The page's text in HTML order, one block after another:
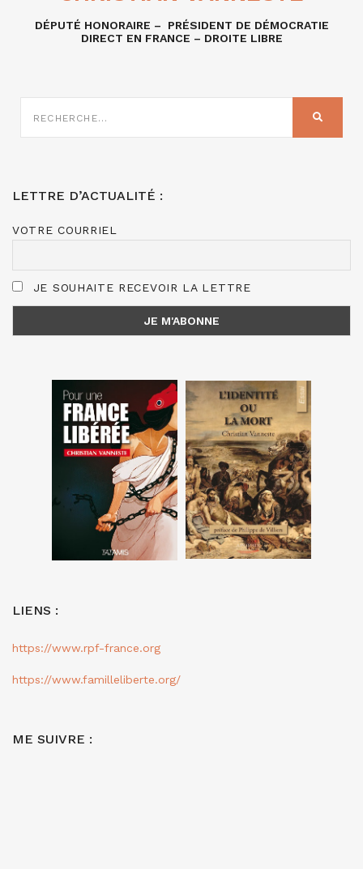
DÉPUTÉ HONORAIRE – PRÉSIDENT DE DÉMOCRATIE
DIRECT EN FRANCE – DROITE LIBRE
SUR
LETTRE D’ACTUALITÉ :
VOTRE COURRIEL
JE SOUHAITE RECEVOIR LA LETTRE
LIENS :
https://www.rpf-france.org
https://www.familleliberte.org/
ME SUIVRE :